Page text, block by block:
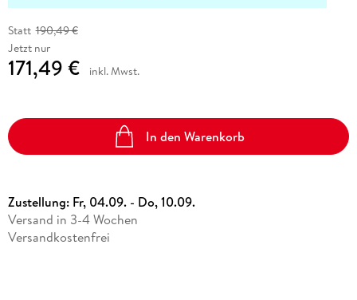
Statt 190,49 €
Jetzt nur
171,49 € inkl. Mwst.
In den Warenkorb
Zustellung: Fr, 04.09. - Do, 10.09.
Versand in 3-4 Wochen
Versandkostenfrei